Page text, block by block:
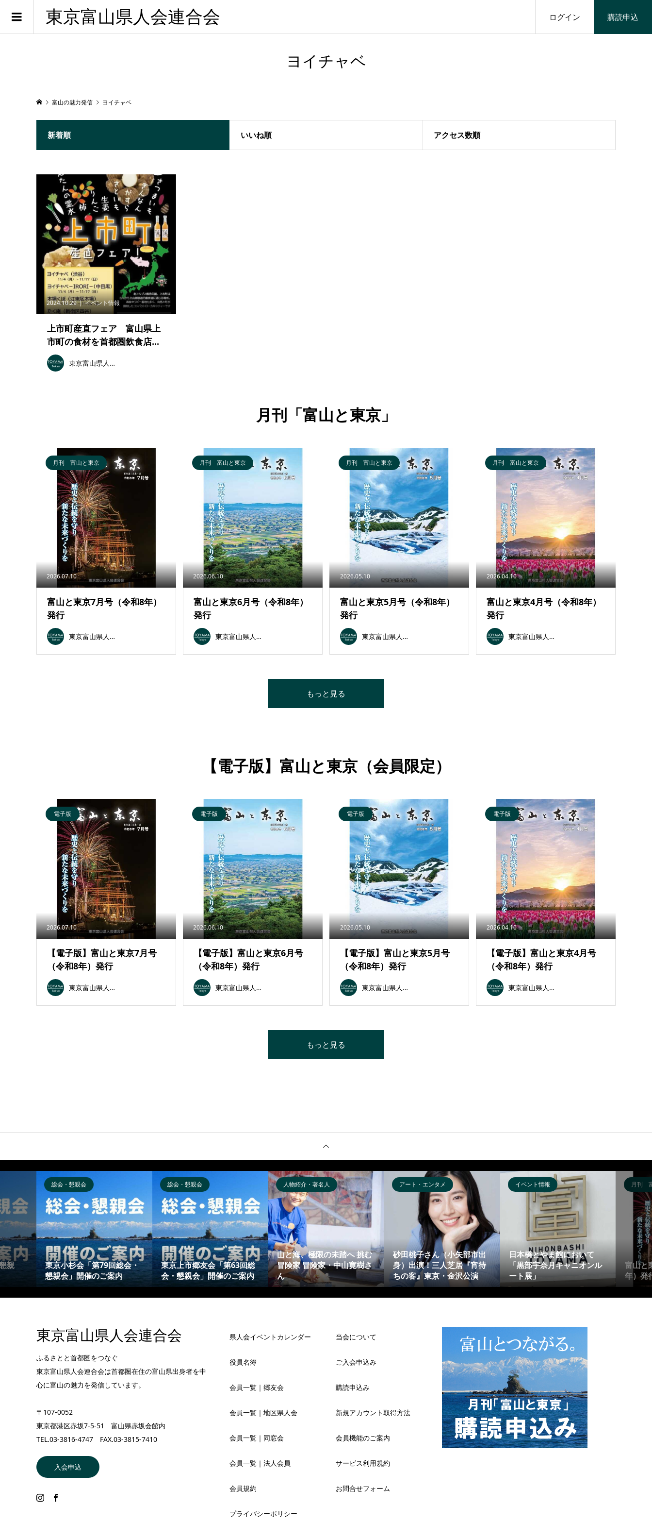
東京富山県人会連合会 ログイン 購読申込
ヨイチャベ
富山の魅力発信 ヨイチャベ
新着順 いいね順 アクセス数順
2024.10.29 イベント情報
上市町産直フェア 富山県上
市町の食材を首都圏飲食店...
東京富山県人会連合会
月刊「富山と東京」
2026.07.10
月刊 富山と東京
富山と東京7月号（令和8年）
発行
東京富山県人会連合会
2026.06.10
月刊 富山と東京
富山と東京6月号（令和8年）
発行
東京富山県人会連合会
2026.05.10
月刊 富山と東京
富山と東京5月号（令和8年）
発行
東京富山県人会連合会
2026.04.10
月刊 富山と東京
富山と東京4月号（令和8年）
発行
東京富山県人会連合会
もっと見る
【電子版】富山と東京（会員限定）
2026.07.10
電子版
【電子版】富山と東京7月号
（令和8年）発行
東京富山県人会連合会
2026.06.10
電子版
【電子版】富山と東京6月号
（令和8年）発行
東京富山県人会連合会
2026.05.10
電子版
【電子版】富山と東京5月号
（令和8年）発行
東京富山県人会連合会
2026.04.10
電子版
【電子版】富山と東京4月号
（令和8年）発行
東京富山県人会連合会
もっと見る
親
総会・懇親会
東京小杉会「第79回総会・
懇親会」開催のご案内
総会・懇親会
東京上市郷友会「第63回総
会・懇親会」開催のご案内
人物紹介・著名人
山と海、極限の未踏へ 挑む
冒険家 冒険家・中山寛樹さ
ん
アート・エンタメ
砂田桃子さん（小矢部市出
身）出演！三人芝居『宵待
ちの客』東京・金沢公演
イベント情報
日本橋とやま館において
「黒部宇奈月キャニオンル
ート展」
月刊
富山と
年）発
東京富山県人会連合会
ふるさとと首都圏をつなぐ
東京富山県人会連合会は首都圏在住の富山県出身者を中
心に富山の魅力を発信しています。
〒107-0052
東京都港区赤坂7-5-51 富山県赤坂会館内
TEL.03-3816-4747 FAX.03-3815-7410
入会申込
県人会イベントカレンダー
役員名簿
会員一覧｜郷友会
会員一覧｜地区県人会
会員一覧｜同窓会
会員一覧｜法人会員
会員規約
プライバシーポリシー
当会について
ご入会申込み
購読申込み
新規アカウント取得方法
会員機能のご案内
サービス利用規約
お問合せフォーム